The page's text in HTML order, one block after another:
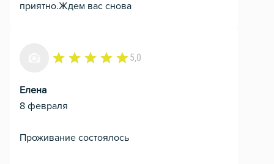
приятно.Ждем вас снова
5,0
Елена
8 февраля
Проживание состоялось